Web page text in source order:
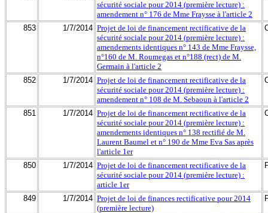
sécurité sociale pour 2014 (première lecture) :
amendement n° 176 de Mme Fraysse à l'article 2
853 1/7/2014 Projet de loi de financement rectificative de la
sécurité sociale pour 2014 (première lecture) :
amendements identiques n° 143 de Mme Fraysse,
n°160 de M. Roumegas et n°188 (rect) de M.
Germain à l'article 2
852 1/7/2014 Projet de loi de financement rectificative de la
sécurité sociale pour 2014 (première lecture) :
amendement n° 108 de M. Sebaoun à l'article 2
851 1/7/2014 Projet de loi de financement rectificative de la
sécurité sociale pour 2014 (première lecture) :
amendements identiques n° 138 rectifié de M.
Laurent Baumel et n° 190 de Mme Eva Sas après
l'article 1er
850 1/7/2014 Projet de loi de financement rectificative de la
sécurité sociale pour 2014 (première lecture) :
article 1er
849 1/7/2014 Projet de loi de finances rectificative pour 2014
(première lecture)